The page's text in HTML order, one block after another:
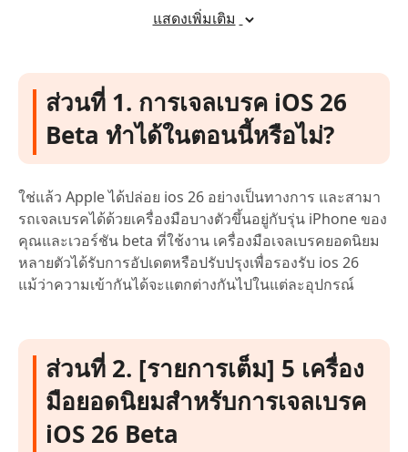
jailbreak ios 26 ? แก้ไขด้วยคลิกเดียว
เชื่อถือสำหรับ iPhone ของคุณ
ส่วนที่ 5. คำถามที่พบบ่อยเกี่ยวกับ jailbreak
ios 26
แสดงเพิ่มเติม
ส่วนที่ 1. การเจลเบรค iOS 26
Beta ทำได้ในตอนนี้หรือไม่?
ใช่แล้ว Apple ได้ปล่อย ios 26 อย่างเป็นทางการ และสามา
รถเจลเบรคได้ด้วยเครื่องมือบางตัวขึ้นอยู่กับรุ่น iPhone ของ
คุณและเวอร์ชัน beta ที่ใช้งาน เครื่องมือเจลเบรคยอดนิยม
หลายตัวได้รับการอัปเดตหรือปรับปรุงเพื่อรองรับ ios 26
แม้ว่าความเข้ากันได้จะแตกต่างกันไปในแต่ละอุปกรณ์
ส่วนที่ 2. [รายการเต็ม] 5 เครื่อง
มือยอดนิยมสำหรับการเจลเบรค
iOS 26 Beta